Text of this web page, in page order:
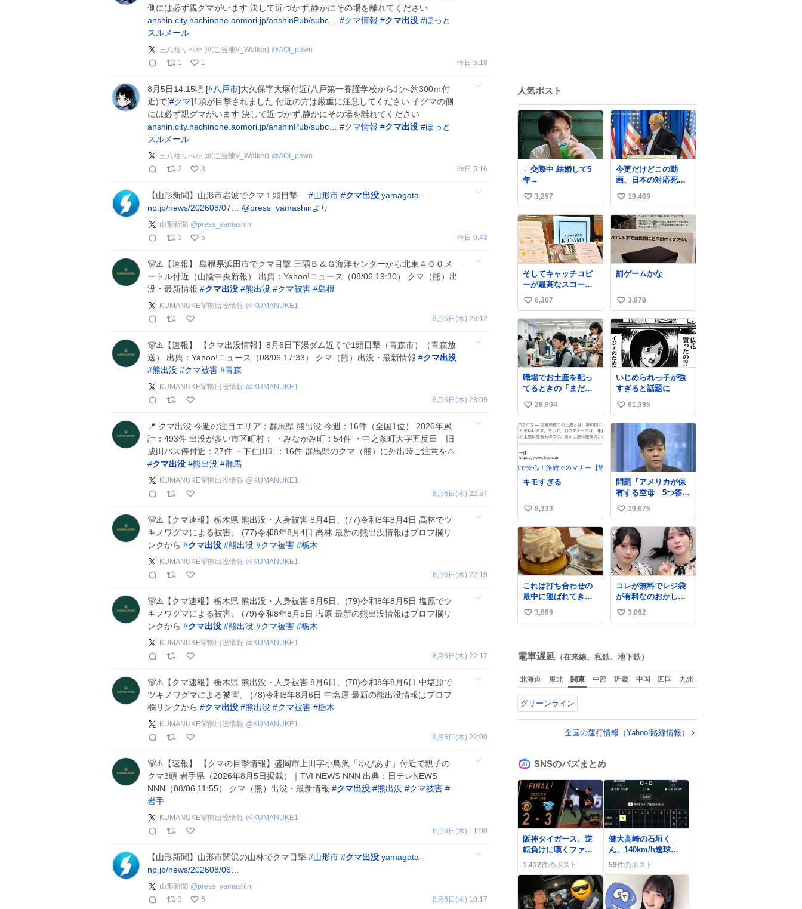
側には必ず親グマがいます 決して近づかず,静かにその場を離れてください
anshin.city.hachinohe.aomori.jp/anshinPub/subc…
#クマ情報 #クマ出没 #ほっと
スルメール
三八種りべか @(ご当地V_Walker) @AOI_pawn
1
1 昨日 5:18
8月5日14:15頃 [#八戸市]大久保字大塚付近(八戸第一養護学校から北へ約300ｍ付
近)で[#クマ]1頭が目撃されました 付近の方は厳重に注意してください 子グマの側
には必ず親グマがいます 決して近づかず,静かにその場を離れてください
anshin.city.hachinohe.aomori.jp/anshinPub/subc…
#クマ情報 #クマ出没 #ほっと
スルメール
三八種りべか @(ご当地V_Walker) @AOI_pawn
2
3 昨日 5:16
【山形新聞】山形市岩波でクマ１頭目撃 #山形市 #クマ出没 yamagata-
np.jp/news/202608/07…
@press_yamashinより
山形新聞 @press_yamashin
3
5 昨日 0:43
🐻⚠️【速報】 島根県浜田市でクマ目撃 三隅Ｂ＆Ｇ海洋センターから北東４００メ
ートル付近（山陰中央新報） 出典：Yahoo!ニュース（08/06 19:30） クマ（熊）出
没・最新情報 #クマ出没 #熊出没 #クマ被害 #島根
KUMANUKE🐻熊出没情報 @ KUMANUKE1
8月6日(木) 23:12
🐻⚠️【速報】 【クマ出没情報】8月6日下湯ダム近くで1頭目撃（青森市）（青森放
送） 出典：Yahoo!ニュース（08/06 17:33） クマ（熊）出没・最新情報 #クマ出没
#熊出没 #クマ被害 #青森
KUMANUKE🐻熊出没情報 @ KUMANUKE1
8月6日(木) 23:09
📍 クマ出没 今週の注目エリア：群馬県 熊出没 今週：16件（全国1位） 2026年累
計：493件 出没が多い市区町村： ・みなかみ町：54件 ・中之条町大字五反田 旧
成田バス停付近：27件 ・下仁田町：16件 群馬県のクマ（熊）に外出時ご注意を⚠️
#クマ出没 #熊出没 #群馬
KUMANUKE🐻熊出没情報 @ KUMANUKE1
8月6日(木) 22:37
🐻⚠️【クマ速報】栃木県 熊出没・人身被害 8月4日、(77)令和8年8月4日 高林でツ
キノワグマによる被害。 (77)令和8年8月4日 高林 最新の熊出没情報はプロフ欄リ
ンクから #クマ出没 #熊出没 #クマ被害 #栃木
KUMANUKE🐻熊出没情報 @ KUMANUKE1
8月6日(木) 22:19
🐻⚠️【クマ速報】栃木県 熊出没・人身被害 8月5日、(79)令和8年8月5日 塩原でツ
キノワグマによる被害。 (79)令和8年8月5日 塩原 最新の熊出没情報はプロフ欄リ
ンクから #クマ出没 #熊出没 #クマ被害 #栃木
KUMANUKE🐻熊出没情報 @ KUMANUKE1
8月6日(木) 22:17
🐻⚠️【クマ速報】栃木県 熊出没・人身被害 8月6日、(78)令和8年8月6日 中塩原で
ツキノワグマによる被害。 (78)令和8年8月6日 中塩原 最新の熊出没情報はプロフ
欄リンクから #クマ出没 #熊出没 #クマ被害 #栃木
KUMANUKE🐻熊出没情報 @ KUMANUKE1
8月6日(木) 22:00
🐻⚠️【速報】 【クマの目撃情報】盛岡市上田字小鳥沢「ゆぴあす」付近で親子の
クマ3頭 岩手県（2026年8月5日掲載）｜TVI NEWS NNN 出典：日テレNEWS
NNN（08/06 11:55） クマ（熊）出没・最新情報 #クマ出没 #熊出没 #クマ被害 #
岩手
KUMANUKE🐻熊出没情報 @ KUMANUKE1
8月6日(木) 11:00
【山形新聞】山形市関沢の山林でクマ目撃 #山形市 #クマ出没 yamagata-
np.jp/news/202608/06…
山形新聞 @press_yamashin
3
6 8月6日(木) 10:17
人気ポスト
←交際中 結婚して5
年→
い
い
ね
数
3,297
今更だけどこの動
画、日本の対応死ぬ
ほど京都でおもしろ
い。 なんなら敬語で
丁寧に煽りまくって
るの好き。笑
い
い
ね
数
19,469
そしてキャッチコピ
ーが最高なスコーン
屋さんを見つけてし
まったので思わず買
い込んでしまった。
スコーンなんてパッ
サパサなほどええで
すからね。
い
い
ね
数
6,307
罰ゲームかな
い
い
ね
数
3,979
職場でお土産を配っ
てるときの「まだ気
づいてませんよ」的
な演技が毎回シンド
い。
い
い
ね
26,904
いじめられっ子が強
すぎると話題に
い
い
61,385
キモすぎる
い
い
ね
数
8,333
問題『アメリカが保
有する空母 5つ答え
よ』 名倉「ホンマご
めん、日本」
い
い
ね
数
19,675
これは打ち合わせの
最中に運ばれてきて
私の理性を根こそぎ
奪い去ったプリンの
い
数
3,689
コレが無料でレジ袋
が有料なのおかしい
って
い
数
3,092
電車遅延 （在来線、私鉄、地下鉄）
北海道 東北 関東 中部 近畿 中国 四国 九州
グリーンライン
全国の運行情報（Yahoo!路線情報）
SNSのバズまとめ
阪神タイガース、逆
転負けに嘆くファン
「まけほー🐯」が見
られ、次戦への期待
1,412件のポスト
健大高崎の石垣く
ん、140km/h速球で
先発登板 兄弟疑惑
は否定の声が多数
59件のポスト